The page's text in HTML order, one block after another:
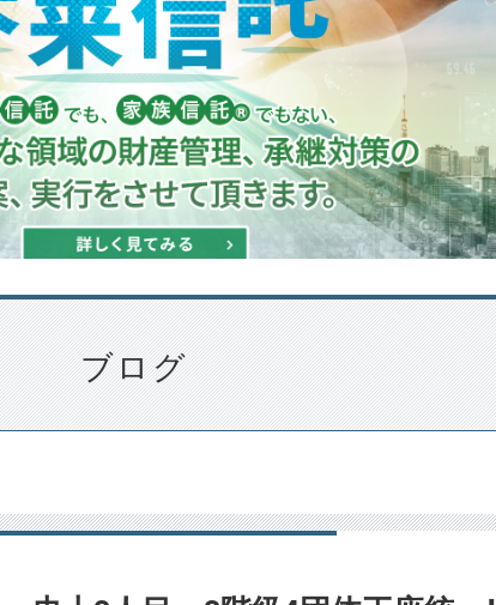
ブログ